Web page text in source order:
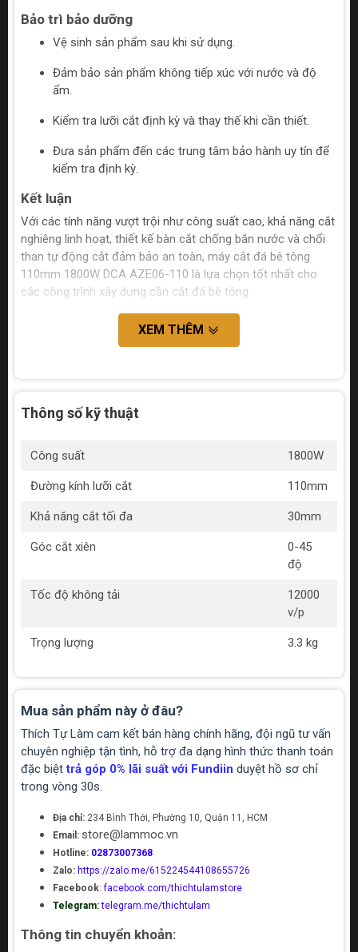
Bảo trì bảo dưỡng
Vệ sinh sản phẩm sau khi sử dụng.
Đảm bảo sản phẩm không tiếp xúc với nước và độ
ẩm.
Kiểm tra lưỡi cắt định kỳ và thay thế khi cần thiết.
Đưa sản phẩm đến các trung tâm bảo hành uy tín để
kiểm tra định kỳ.
Kết luận
Với các tính năng vượt trội như công suất cao, khả năng cắt
nghiêng linh hoạt, thiết kế bàn cắt chống bắn nước và chổi
than tự động cắt đảm bảo an toàn, máy cắt đá bê tông
110mm 1800W DCA AZE06-110 là lựa chọn tốt nhất cho
các công trình xây dựng cần cắt đá bê tông.
XEM THÊM
Thông số kỹ thuật
Công suất 1800W
Đường kính lưỡi cắt 110mm
Khả năng cắt tối đa 30mm
Góc cắt xiên
0-45
độ
Tốc độ không tải
12000
v/p
Trọng lượng 3.3 kg
Mua sản phẩm này ở đâu?
Thích Tự Làm cam kết bán hàng chính hãng, đội ngũ tư vấn
chuyên nghiệp tận tình, hỗ trợ đa dạng hình thức thanh toán
đặc biệttrả góp 0% lãi suất với Fundiin duyệt hồ sơ chỉ
trong vòng 30s.
Địa chỉ: 234 Bình Thới, Phường 10, Quận 11, HCM
Email: store@lammoc.vn
Hotline: 02873007368
Zalo: https://zalo.me/615224544108655726
Facebook:facebook.com/thichtulamstore
Telegram: telegram.me/thichtulam
Thông tin chuyển khoản: